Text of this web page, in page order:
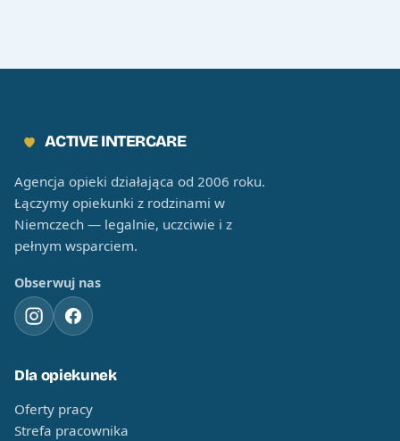
ACTIVE INTERCARE
Agencja opieki działająca od 2006 roku.
Łączymy opiekunki z rodzinami w
Niemczech — legalnie, uczciwie i z
pełnym wsparciem.
Obserwuj nas
Dla opiekunek
Oferty pracy
Strefa pracownika